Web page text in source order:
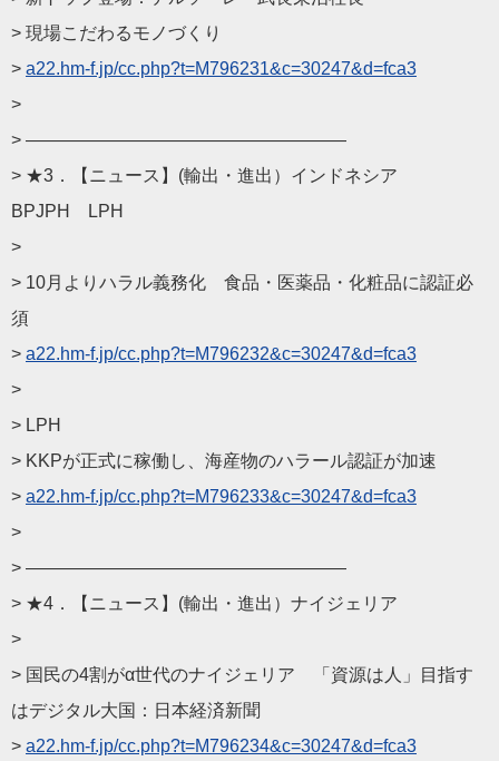
> 現場こだわるモノづくり
> a22.hm-f.jp/cc.php?t=M796231&c=30247&d=fca3
>
> ——————————————————
> ★3．【ニュース】(輸出・進出）インドネシア
BPJPH LPH
>
> 10月よりハラル義務化 食品・医薬品・化粧品に認証必
須
> a22.hm-f.jp/cc.php?t=M796232&c=30247&d=fca3
>
> LPH
> KKPが正式に稼働し、海産物のハラール認証が加速
> a22.hm-f.jp/cc.php?t=M796233&c=30247&d=fca3
>
> ——————————————————
> ★4．【ニュース】(輸出・進出）ナイジェリア
>
> 国民の4割がα世代のナイジェリア 「資源は人」目指す
はデジタル大国：日本経済新聞
> a22.hm-f.jp/cc.php?t=M796234&c=30247&d=fca3